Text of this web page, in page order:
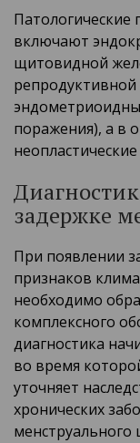
Патологические
включают
щитовидной
поражения), а в
задержке
При появлении
признаков
необходимо
комплексного
диагностика
во время
уточняет
хронических